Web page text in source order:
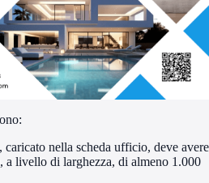
nella scheda ufficio, deve avere
a livello di larghezza, di almeno 1.000